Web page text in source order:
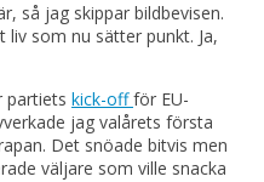
så jag skippar bildbevisen.
liv som nu sätter punkt. Ja,
partiets kick-offför EU-
jag valårets första
Det snöade bitvis men
väljare som ville snacka